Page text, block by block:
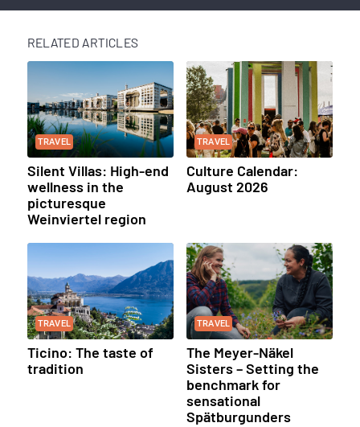
RELATED ARTICLES
TRAVEL
Silent Villas: High-end
wellness in the
picturesque
Weinviertel region
TRAVEL
Culture Calendar:
August 2026
TRAVEL
Ticino: The taste of
tradition
TRAVEL
The Meyer-Näkel
Sisters – Setting the
benchmark for
sensational
Spätburgunders